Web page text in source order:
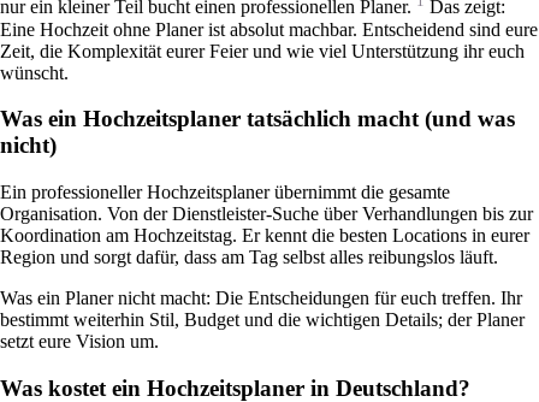
nur ein kleiner Teil bucht einen professionellen Planer.
Das zeigt:
Eine Hochzeit ohne Planer ist absolut machbar. Entscheidend sind eure
Zeit, die Komplexität eurer Feier und wie viel Unterstützung ihr euch
wünscht.
Was ein Hochzeitsplaner tatsächlich macht (und was
nicht)
Ein professioneller Hochzeitsplaner übernimmt die gesamte
Organisation. Von der Dienstleister-Suche über Verhandlungen bis zur
Koordination am Hochzeitstag. Er kennt die besten Locations in eurer
Region und sorgt dafür, dass am Tag selbst alles reibungslos läuft.
Was ein Planer nicht macht: Die Entscheidungen für euch treffen. Ihr
bestimmt weiterhin Stil, Budget und die wichtigen Details; der Planer
setzt eure Vision um.
Was kostet ein Hochzeitsplaner in Deutschland?